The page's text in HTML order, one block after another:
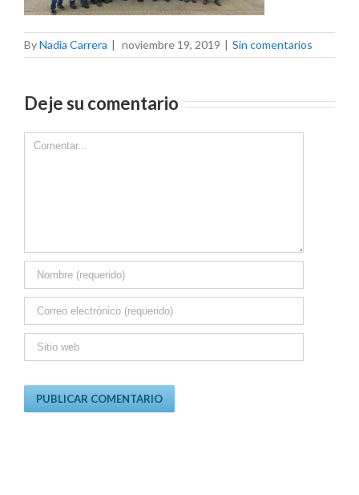
ByNadia Carrera | noviembre 19, 2019 | Sin comentarios
Deje su comentario
Comment